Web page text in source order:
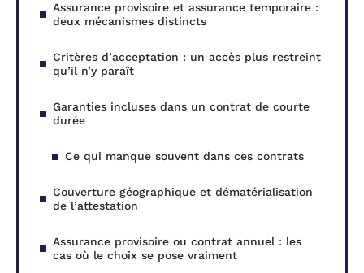
Assurance provisoire et assurance temporaire :
deux mécanismes distincts
Critères d’acceptation : un accès plus restreint
qu’il n’y paraît
Garanties incluses dans un contrat de courte
durée
Ce qui manque souvent dans ces contrats
Couverture géographique et dématérialisation
de l’attestation
Assurance provisoire ou contrat annuel : les
cas où le choix se pose vraiment